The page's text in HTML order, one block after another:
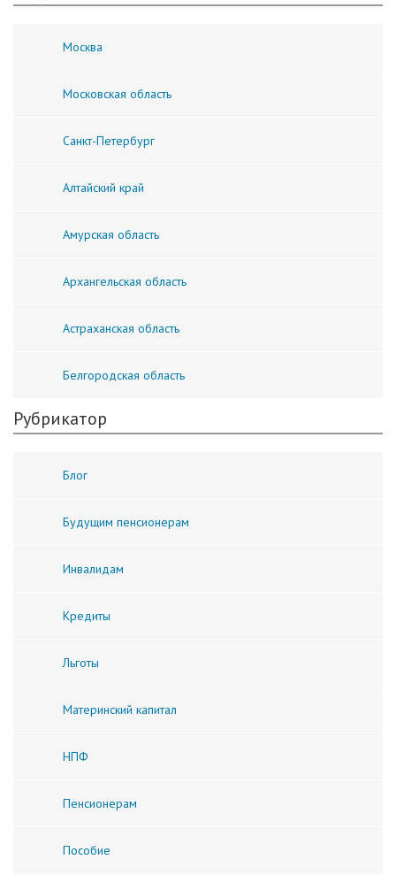
Москва
Московская область
Санкт-Петербург
Алтайский край
Амурская область
Архангельская область
Астраханская область
Белгородская область
Рубрикатор
Блог
Будущим пенсионерам
Инвалидам
Кредиты
Льготы
Материнский капитал
НПФ
Пенсионерам
Пособие